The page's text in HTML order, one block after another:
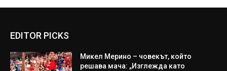
EDITOR PICKS
Микел Мерино – човекът, който
решава мача: „Изглежда като